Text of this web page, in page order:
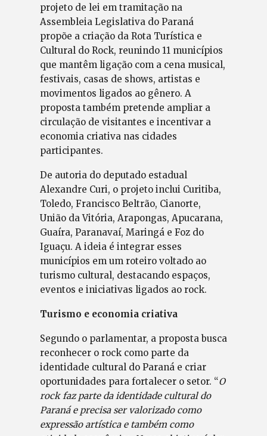
projeto de lei em tramitação na
Assembleia Legislativa do Paraná
propõe a criação da Rota Turística e
Cultural do Rock, reunindo 11 municípios
que mantêm ligação com a cena musical,
festivais, casas de shows, artistas e
movimentos ligados ao gênero. A
proposta também pretende ampliar a
circulação de visitantes e incentivar a
economia criativa nas cidades
participantes.
De autoria do deputado estadual
Alexandre Curi, o projeto inclui Curitiba,
Toledo, Francisco Beltrão, Cianorte,
União da Vitória, Arapongas, Apucarana,
Guaíra, Paranavaí, Maringá e Foz do
Iguaçu. A ideia é integrar esses
municípios em um roteiro voltado ao
turismo cultural, destacando espaços,
eventos e iniciativas ligados ao rock.
Turismo e economia criativa
Segundo o parlamentar, a proposta busca
reconhecer o rock como parte da
identidade cultural do Paraná e criar
oportunidades para fortalecer o setor. “O
rock faz parte da identidade cultural do
Paraná e precisa ser valorizado como
expressão artística e também como